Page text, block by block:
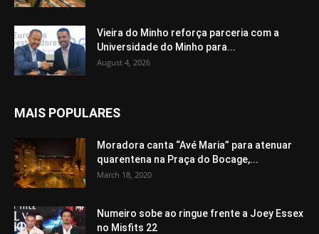
Vieira do Minho reforça parceria com a
Universidade do Minho para...
August 4, 2026
MAIS POPULARES
Moradora canta “Avé Maria” para atenuar
quarentena na Praça do Bocage,...
March 18, 2020
Numeiro sobe ao ringue frente a Joey Essex
no Misfits 22